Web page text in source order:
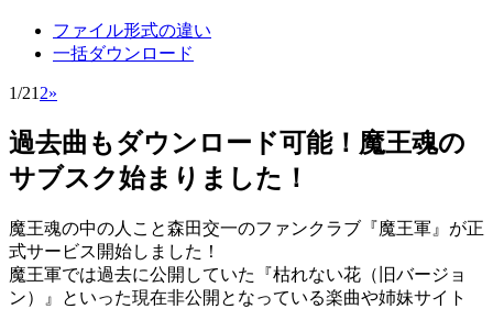
ファイル形式の違い
一括ダウンロード
1/21 2»
過去曲もダウンロード可能！魔王魂の
サブスク始まりました！
魔王魂の中の人こと森田交一のファンクラブ『魔王軍』が正
式サービス開始しました！
魔王軍では過去に公開していた『枯れない花（旧バージョ
ン）』といった現在非公開となっている楽曲や姉妹サイト